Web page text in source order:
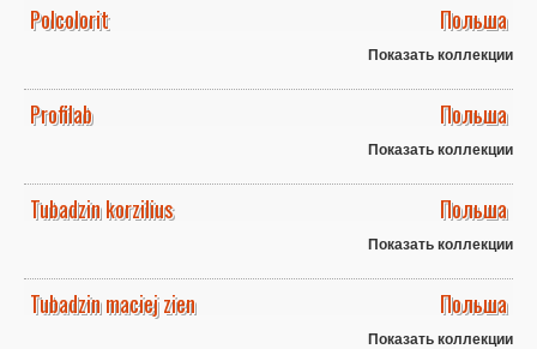
Polcolorit Польша
Показать коллекции
Profilab Польша
Показать коллекции
Tubadzin korzilius Польша
Показать коллекции
Tubadzin maciej zien Польша
Показать коллекции